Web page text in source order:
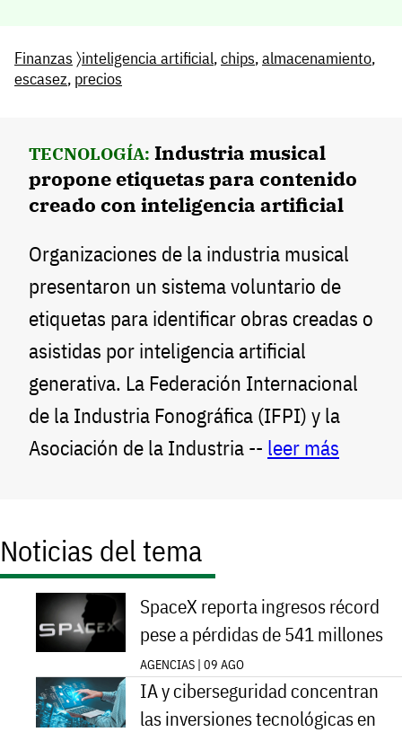
Finanzas 〉inteligencia artificial,chips,almacenamiento,
escasez, precios
TECNOLOGÍA: Industria musical
propone etiquetas para contenido
creado con inteligencia artificial
Organizaciones de la industria musical
presentaron un sistema voluntario de
etiquetas para identificar obras creadas o
asistidas por inteligencia artificial
generativa. La Federación Internacional
de la Industria Fonográfica (IFPI) y la
Asociación de la Industria -- leer más
Noticias del tema
SpaceX reporta ingresos récord
pese a pérdidas de 541 millones
AGENCIAS | 09 AGO
IA y ciberseguridad concentran
las inversiones tecnológicas en